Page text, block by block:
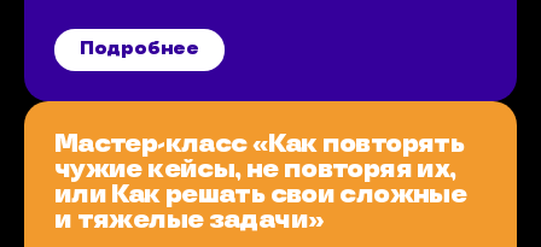
Подробнее
Мастер-класс «Как повторять
чужие кейсы, не повторяя их,
или Как решать свои сложные
и тяжелые задачи»